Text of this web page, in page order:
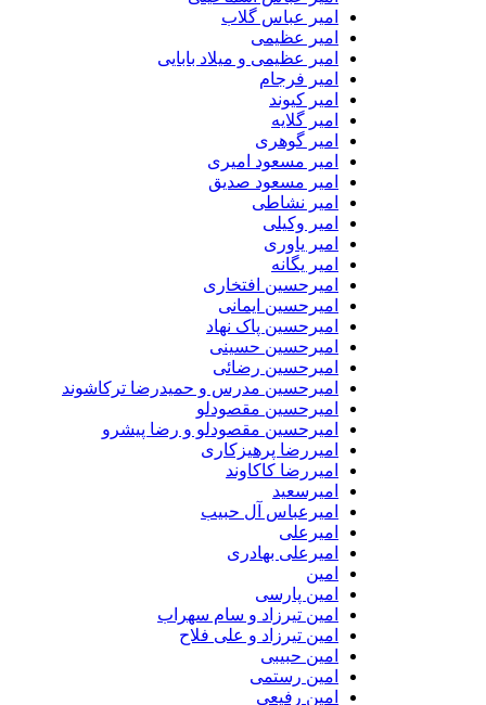
امیر عباس گلاب
امیر عظیمی
امیر عظیمی و میلاد بابایی
امیر فرجام
امیر کیوند
امیر گلایه
امیر گوهری
امیر مسعود امیری
امیر مسعود صدیق
امیر نشاطی
امیر وکیلی
امیر یاوری
امیر یگانه
امیرحسین افتخاری
امیرحسین ایمانی
امیرحسین پاک نهاد
امیرحسین حسینی
امیرحسین رضائی
امیرحسین مدرس و حمیدرضا ترکاشوند
امیرحسین مقصودلو
امیرحسین مقصودلو و رضا پیشرو
امیررضا پرهیزکاری
امیررضا کاکاوند
امیرسعید
امیرعباس آل حبیب
امیرعلی
امیرعلی بهادری
امین
امین پارسی
امین تیرزاد و سام سهراب
امین تیرزاد و علی فلاح
امین حبیبی
امین رستمی
امین رفیعی